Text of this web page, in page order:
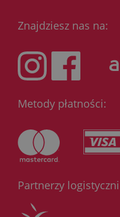
Znajdziesz nas na:
Metody płatności:
Partnerzy logistyczni